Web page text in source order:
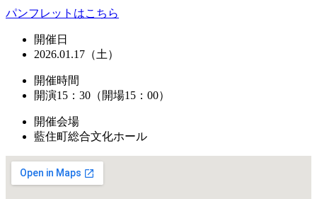
パンフレットはこちら
開催日
2026.01.17（土）
開催時間
開演15：30（開場15：00）
開催会場
藍住町総合文化ホール